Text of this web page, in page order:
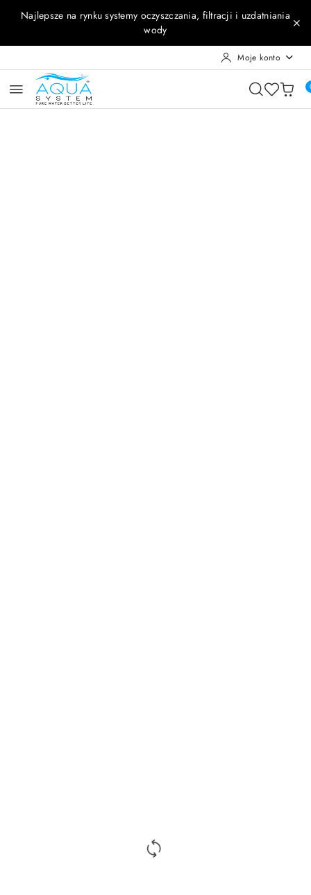
Przejdź do treści głównej
Przejdź do wyszukiwarki
Przejdź do moje konto
Przejdź do menu głównego
Przejdź do opisu produktu
Przejdź do stopki
Najlepsze na rynku systemy oczyszczania, filtracji i uzdatniania
wody
Moje konto